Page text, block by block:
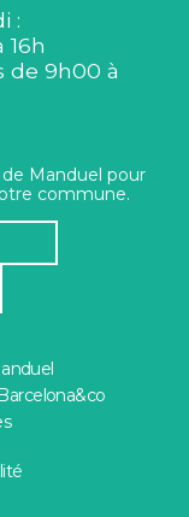
:
16h
de 9h00 à
de Manduel pour
commune.